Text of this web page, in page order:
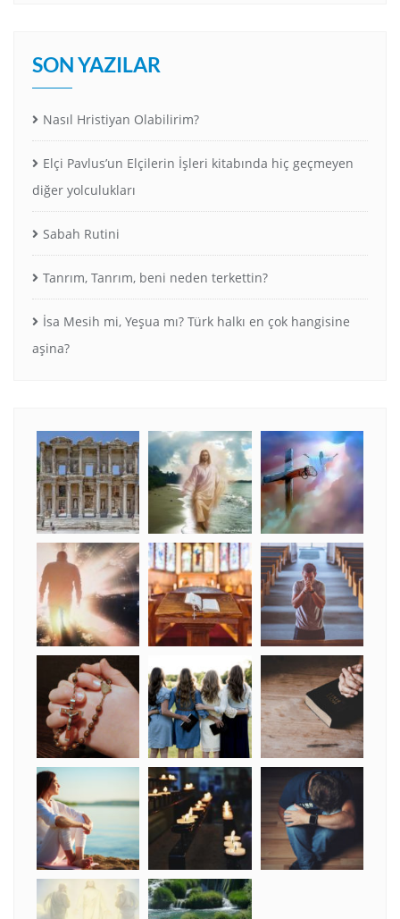
SON YAZILAR
Nasıl Hristiyan Olabilirim?
Elçi Pavlus’un Elçilerin İşleri kitabında hiç geçmeyen
diğer yolculukları
Sabah Rutini
Tanrım, Tanrım, beni neden terkettin?
İsa Mesih mi, Yeşua mı? Türk halkı en çok hangisine
aşina?